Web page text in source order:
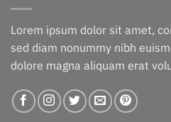
Lorem ipsum dolor sit amet,
sed diam nonummy nibh
dolore magna aliquam erat